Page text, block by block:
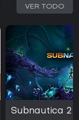
VER TODO
Subnautica 2